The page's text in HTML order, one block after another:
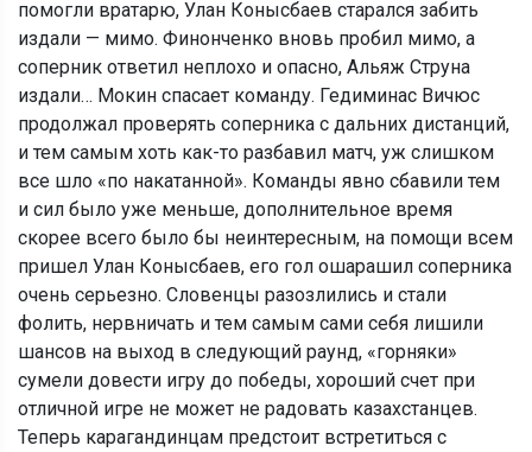
помогли вратарю, Улан Конысбаев старался забить
издали — мимо. Финонченко вновь пробил мимо, а
соперник ответил неплохо и опасно, Альяж Струна
издали… Мокин спасает команду. Гедиминас Вичюс
продолжал проверять соперника с дальних дистанций,
и тем самым хоть как-то разбавил матч, уж слишком
все шло «по накатанной». Команды явно сбавили тем
и сил было уже меньше, дополнительное время
скорее всего было бы неинтересным, на помощи всем
пришел Улан Конысбаев, его гол ошарашил соперника
очень серьезно. Словенцы разозлились и стали
фолить, нервничать и тем самым сами себя лишили
шансов на выход в следующий раунд, «горняки»
сумели довести игру до победы, хороший счет при
отличной игре не может не радовать казахстанцев.
Теперь карагандинцам предстоит встретиться с